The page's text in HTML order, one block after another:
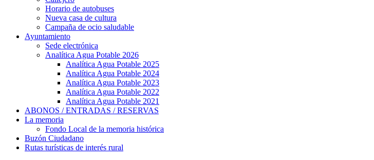
Horario de autobuses
Nueva casa de cultura
Campaña de ocio saludable
Ayuntamiento
Sede electrónica
Analítica Agua Potable 2026
Analítica Agua Potable 2025
Analítica Agua Potable 2024
Analítica Agua Potable 2023
Analítica Agua Potable 2022
Analítica Agua Potable 2021
ABONOS / ENTRADAS / RESERVAS
La memoria
Fondo Local de la memoria histórica
Buzón Ciudadano
Rutas turísticas de interés rural